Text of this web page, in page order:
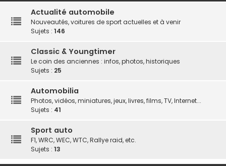
Actualité automobile
Nouveautés, voitures de sport actuelles et à venir
Sujets : 146
Classic & Youngtimer
Le coin des anciennes : infos, photos, historiques
Sujets : 25
Automobilia
Photos, vidéos, miniatures, jeux, livres, films, TV, Internet...
Sujets : 41
Sport auto
F1, WRC, WEC, WTC, Rallye raid, etc.
Sujets : 13